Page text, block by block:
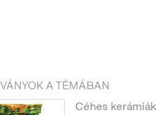
A TÉMÁBAN
Céhes kerámiák